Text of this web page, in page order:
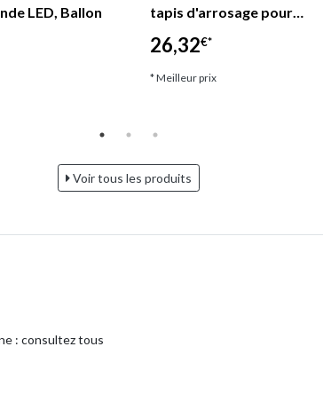
LED, Ballon
tapis d'arrosage pour…
26,32€*
* Meilleur prix
Voir tous les produits
: consultez tous